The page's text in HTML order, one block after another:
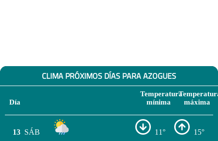
CLIMA PRÓXIMOS DÍAS PARA AZOGUES
Día
Temperatura
mínima
máxima
13 SÁB 11° 15°